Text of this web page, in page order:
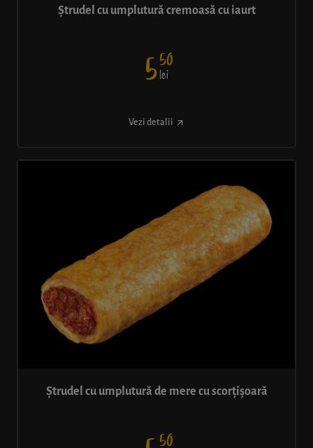
Ștrudel cu umplutură cremoasă cu iaurt
550
lei
Vezi detalii
Ștrudel cu umplutură de mere cu scorțișoară
50